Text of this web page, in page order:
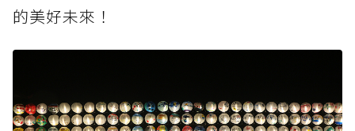
的美好未來！